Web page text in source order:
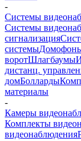
-
Системы
Системы
сигнализация
системы
воротШлагбаумы
дистанц.
домБолларды
материалы
-
Камеры
Комплекты
видеонаблюдения